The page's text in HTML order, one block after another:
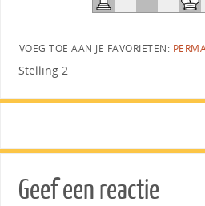
VOEG TOE AAN JE FAVORIETEN:
Stelling 2
Geef een reactie